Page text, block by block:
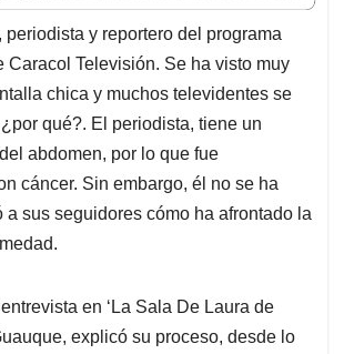
k
e
d
I
n
i
l
e
a
d
s
periodista y reportero del programa
Caracol Televisión. Se ha visto muy
chica y muchos televidentes se
qué?. El periodista, tiene un
abdomen, por lo que fue
cáncer. Sin embargo, él no se ha
a sus seguidores cómo ha afrontado la
en ‘La Sala De Laura de
explicó su proceso, desde lo